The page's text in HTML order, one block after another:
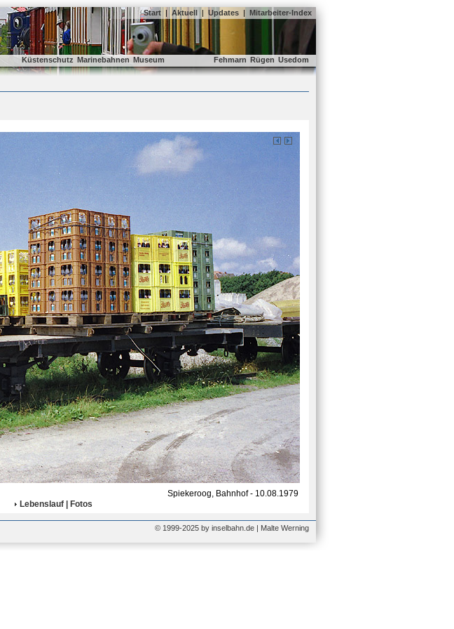
Start | Aktuell | Updates | Mitarbeiter-Index
Küstenschutz Marinebahnen Museum Fehmarn Rügen Usedom
Spiekeroog, Bahnhof - 10.08.1979
Lebenslauf | Fotos
© 1999-2025 by inselbahn.de | Malte Werning